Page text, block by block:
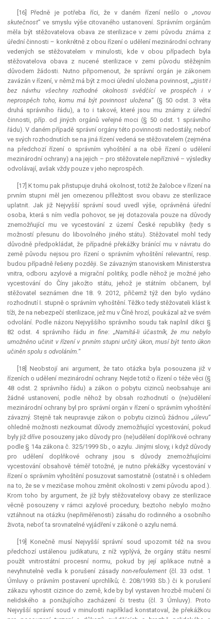
[16] Předně je potřeba říci, že v daném řízení nešlo o „novou
skutečnost“ ve smyslu výše citovaného ustanovení. Správním orgánům
měla být stěžovatelova obava ze sterilizace v zemi původu známa z
úřední činnosti – konkrétně z obou řízení o udělení mezinárodní ochrany
vedených se stěžovatelem v minulosti, kde v obou případech byla
stěžovatelova obava z nucené sterilizace v zemi původu stěžejním
důvodem žádosti. Nutno připomenout, že správní orgán je zákonem
zavázán v řízení, v němž má být z moci úřední uložena povinnost, „zjistit i
bez návrhu všechny rozhodné okolnosti svědčící ve prospěch i v
neprospěch toho, komu má být povinnost uložena“ (§ 50 odst. 3 věta
druhá správního řádu), a to i takové, které jsou mu známy z úřední
činnosti, příp. od jiných orgánů veřejné moci (§ 50 odst. 1 správního
řádu). V daném případě správní orgány této povinnosti nedostály, neboť
ve svých rozhodnutích se na jiná řízení vedená se stěžovatelem (zejména
na předchozí řízení o správním vyhoštění a na obě řízení o udělení
mezinárodní ochrany) a na jejich – pro stěžovatele nepříznivé – výsledky
odvolávají, avšak vždy pouze v jeho neprospěch.
[17] K tomu pak přistupuje druhá okolnost, totiž že žalobce v řízení na
prvním stupni měl jen omezenou příležitost svou obavu ze sterilizace
uplatnit. Jak již Nejvyšší správní soud uvedl výše, oprávněná úřední
osoba, která s ním vedla pohovor, se jej dotazovala pouze na důvody
znemožňující mu ve vycestování z území České republiky (tedy s
možností přesunu do libovolného jiného státu). Stěžovatel mohl tedy
důvodně předpokládat, že případné překážky bránící mu v návratu do
země původu nejsou pro řízení o správním vyhoštění relevantní, resp.
budou případně řešeny později. Se závazným stanoviskem Ministerstva
vnitra, odboru azylové a migrační politiky, podle něhož je možné jeho
vycestování do Číny jakožto státu, jehož je státním občanem, byl
stěžovatel seznámen dne 18. 9. 2012, přičemž týž den bylo vydáno
rozhodnutí I. stupně o správním vyhoštění. Těžko tedy stěžovateli klást k
tíži, že na nebezpečí sterilizace, jež mu v Číně hrozí, poukázal až ve svém
odvolání. Podle názoru Nejvyššího správního soudu tak naplnil dikci §
82 odst. 4 správního řádu in fine: „Namítá-li účastník, že mu nebylo
umožněno učinit v řízení v prvním stupni určitý úkon, musí být tento úkon
učiněn spolu s odvoláním.“
[18] Neobstojí ani argument, že tato otázka byla posouzena již v
řízeních o udělení mezinárodní ochrany. Nejde totiž o řízení o téže věci (§
48 odst. 2 správního řádu) a zákon o pobytu cizinců neobsahuje ani
žádné ustanovení, podle něhož by obsah rozhodnutí o (ne)udělení
mezinárodní ochrany byl pro správní orgán v řízení o správním vyhoštění
závazný. Stejně tak neupravuje zákon o pobytu cizinců žádnou „úlevu“
ohledně možnosti nezkoumat důvody znemožňující vycestování, pokud
byly již dříve posouzeny jako důvody pro (ne)udělení doplňkové ochrany
podle § 14a zákona č. 325/1999 Sb., o azylu. Jinými slovy, i když důvody
pro udělení doplňkové ochrany jsou s důvody znemožňujícími
vycestování obsahově téměř totožné, je nutno překážky vycestování v
řízení o správním vyhoštění posuzovat samostatně (ostatně i s ohledem
na to, že se v mezičase mohou změnit okolnosti v zemi původu apod.).
Krom toho by argument, že již byly stěžovatelovy obavy ze sterilizace
věcně posouzeny v rámci azylové procedury, beztoho nebylo možno
vztáhnout na otázku (nepřiměřenosti) zásahu do rodinného a osobního
života, neboť ta srovnatelné vyjádření v zákoně o azylu nemá.
[19] Konečně musí Nejvyšší správní soud upozornit též na svou
předchozí ustálenou judikaturu, z níž vyplývá, že orgány státu nesmí
použít vnitrostátní procesní normu, pokud by její aplikace nutně a
nevyhnutelně vedla k porušení zásady non-refoulement(čl. 33 odst. 1
Úmluvy o právním postavení uprchlíků; č. 208/1993 Sb.) či k porušení
zákazu vyhostit cizince do země, kde by byl vystaven hrozbě mučení či
nelidského a ponižujícího zacházení či trestu (čl. 3 Úmluvy). Proto
Nejvyšší správní soud v minulosti například konstatoval, že překážkou